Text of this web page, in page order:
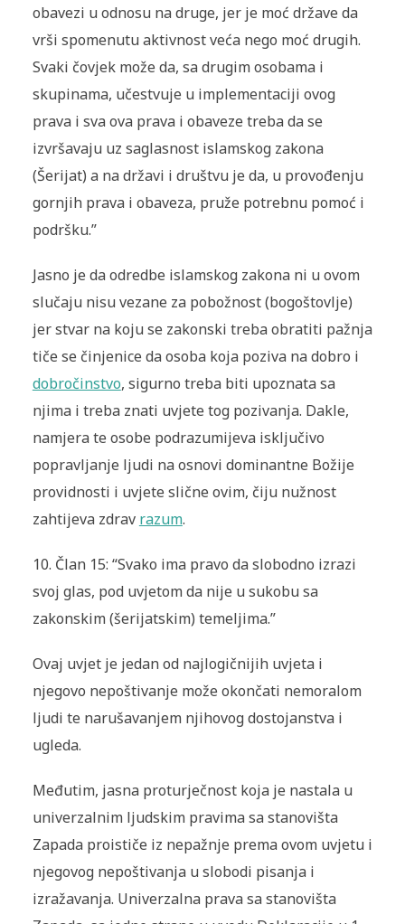
obavezi u odnosu na druge, jer je moć države da
vrši spomenutu aktivnost veća nego moć drugih.
Svaki čovjek može da, sa drugim osobama i
skupinama, učestvuje u implementaciji ovog
prava i sva ova prava i obaveze treba da se
izvršavaju uz saglasnost islamskog zakona
(Šerijat) a na državi i društvu je da, u provođenju
gornjih prava i obaveza, pruže potrebnu pomoć i
podršku.”
Jasno je da odredbe islamskog zakona ni u ovom
slučaju nisu vezane za pobožnost (bogoštovlje)
jer stvar na koju se zakonski treba obratiti pažnja
tiče se činjenice da osoba koja poziva na dobro i
dobročinstvo, sigurno treba biti upoznata sa
njima i treba znati uvjete tog pozivanja. Dakle,
namjera te osobe podrazumijeva isključivo
popravljanje ljudi na osnovi dominantne Božije
providnosti i uvjete slične ovim, čiju nužnost
zahtijeva zdrav razum.
10. Član 15: “Svako ima pravo da slobodno izrazi
svoj glas, pod uvjetom da nije u sukobu sa
zakonskim (šerijatskim) temeljima.”
Ovaj uvjet je jedan od najlogičnijih uvjeta i
njegovo nepoštivanje može okončati nemoralom
ljudi te narušavanjem njihovog dostojanstva i
ugleda.
Međutim, jasna proturječnost koja je nastala u
univerzalnim ljudskim pravima sa stanovišta
Zapada proističe iz nepažnje prema ovom uvjetu i
njegovog nepoštivanja u slobodi pisanja i
izražavanja. Univerzalna prava sa stanovišta